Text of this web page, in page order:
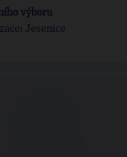
výboru
Jesenice